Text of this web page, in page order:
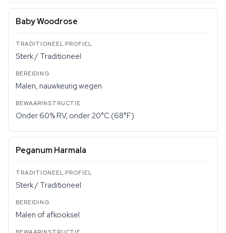
Baby Woodrose
Sterk / Traditioneel
Malen, nauwkeurig wegen
Onder 60% RV, onder 20°C (68°F)
Peganum Harmala
Sterk / Traditioneel
Malen of afkooksel